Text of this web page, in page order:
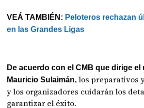
VEÁ TAMBIÉN: Peloteros rechazan
en las Grandes Ligas
De acuerdo con el CMB que dirige el
Mauricio Sulaimán, los preparativos
y los organizadores cuidarán los
garantizar el éxito.